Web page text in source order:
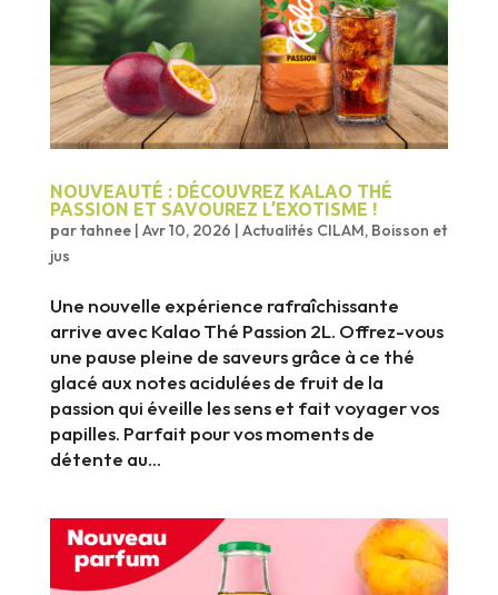
NOUVEAUTÉ : DÉCOUVREZ KALAO THÉ
PASSION ET SAVOUREZ L’EXOTISME !
partahnee| Avr 10, 2026 | Actualités CILAM, Boisson et
jus
Une nouvelle expérience rafraîchissante
arrive avec Kalao Thé Passion 2L. Offrez-vous
une pause pleine de saveurs grâce à ce thé
glacé aux notes acidulées de fruit de la
passion qui éveille les sens et fait voyager vos
papilles. Parfait pour vos moments de
détente au...